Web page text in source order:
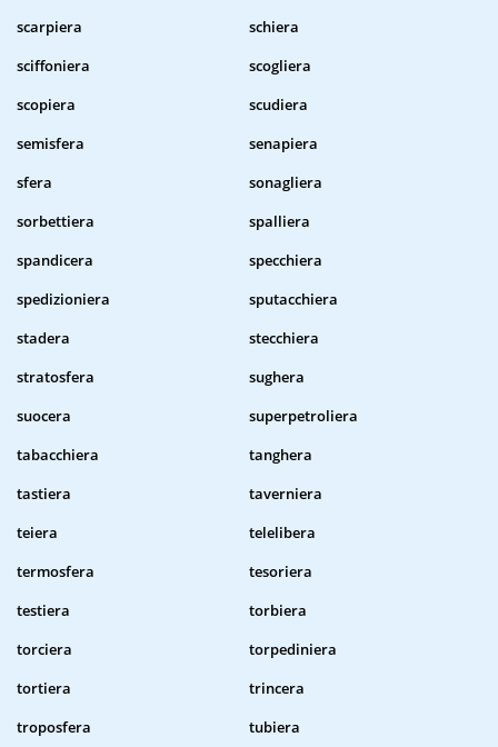
scarpiera
schiera
sciffoniera
scogliera
scopiera
scudiera
semisfera
senapiera
sfera
sonagliera
sorbettiera
spalliera
spandicera
specchiera
spedizioniera
sputacchiera
stadera
stecchiera
stratosfera
sughera
suocera
superpetroliera
tabacchiera
tanghera
tastiera
taverniera
teiera
telelibera
termosfera
tesoriera
testiera
torbiera
torciera
torpediniera
tortiera
trincera
troposfera
tubiera